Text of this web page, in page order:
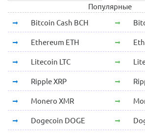
Популярные
Bitcoin Cash BCH
Ethereum ETH
Litecoin LTC
Ripple XRP
Monero XMR
Dogecoin DOGE